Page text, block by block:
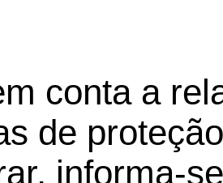
conta a
de
informa-